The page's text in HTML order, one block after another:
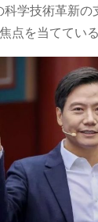
学技術革新
点を当てている